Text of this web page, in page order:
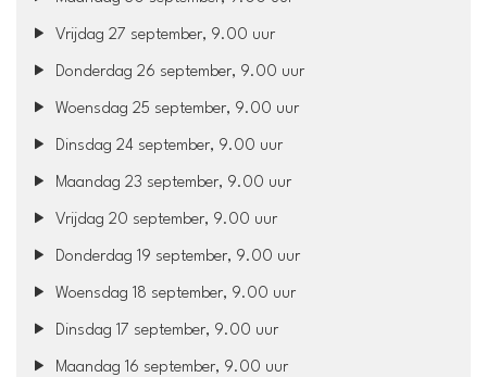
Vrijdag 27 september, 9.00 uur
Donderdag 26 september, 9.00 uur
Woensdag 25 september, 9.00 uur
Dinsdag 24 september, 9.00 uur
Maandag 23 september, 9.00 uur
Vrijdag 20 september, 9.00 uur
Donderdag 19 september, 9.00 uur
Woensdag 18 september, 9.00 uur
Dinsdag 17 september, 9.00 uur
Maandag 16 september, 9.00 uur